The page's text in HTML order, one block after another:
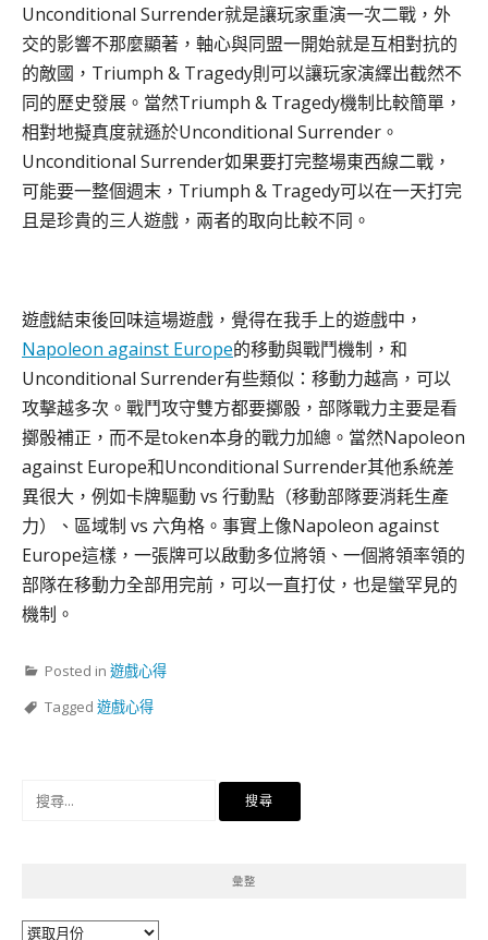
Unconditional Surrender就是讓玩家重演一次二戰，外
交的影響不那麼顯著，軸心與同盟一開始就是互相對抗的
的敵國，Triumph & Tragedy則可以讓玩家演繹出截然不
同的歷史發展。當然Triumph & Tragedy機制比較簡單，
相對地擬真度就遜於Unconditional Surrender。
Unconditional Surrender如果要打完整場東西線二戰，
可能要一整個週末，Triumph & Tragedy可以在一天打完
且是珍貴的三人遊戲，兩者的取向比較不同。
遊戲結束後回味這場遊戲，覺得在我手上的遊戲中，
Napoleon against Europe的移動與戰鬥機制，和
Unconditional Surrender有些類似：移動力越高，可以
攻擊越多次。戰鬥攻守雙方都要擲骰，部隊戰力主要是看
擲骰補正，而不是token本身的戰力加總。當然Napoleon
against Europe和Unconditional Surrender其他系統差
異很大，例如卡牌驅動 vs 行動點（移動部隊要消耗生產
力）、區域制 vs 六角格。事實上像Napoleon against
Europe這樣，一張牌可以啟動多位將領、一個將領率領的
部隊在移動力全部用完前，可以一直打仗，也是蠻罕見的
機制。
Posted in 遊戲心得
Tagged 遊戲心得
彙整
彙